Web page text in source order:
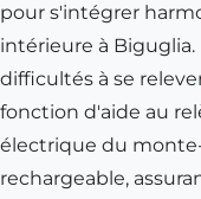
pour s'intégrer
intérieure à
difficultés à se
fonction d'aide au
électrique du
rechargeable,